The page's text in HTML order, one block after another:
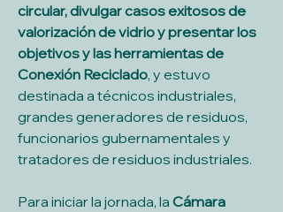
circular, divulgar casos exitosos de
valorización de vidrio y presentar los
objetivos y las herramientas de
Conexión Reciclado, y estuvo
destinada a técnicos industriales,
grandes generadores de residuos,
funcionarios gubernamentales y
tratadores de residuos industriales.
Para iniciar la jornada, la Cámara